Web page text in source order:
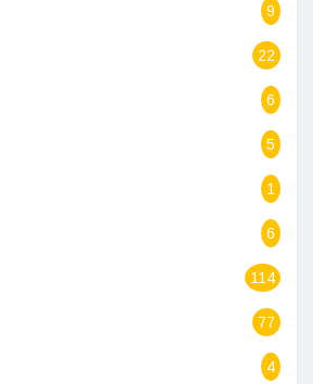
9
22
6
5
1
6
114
77
4